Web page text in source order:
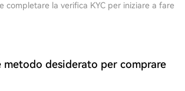
completare la verifica KYC per iniziare a fare
metodo desiderato per comprare